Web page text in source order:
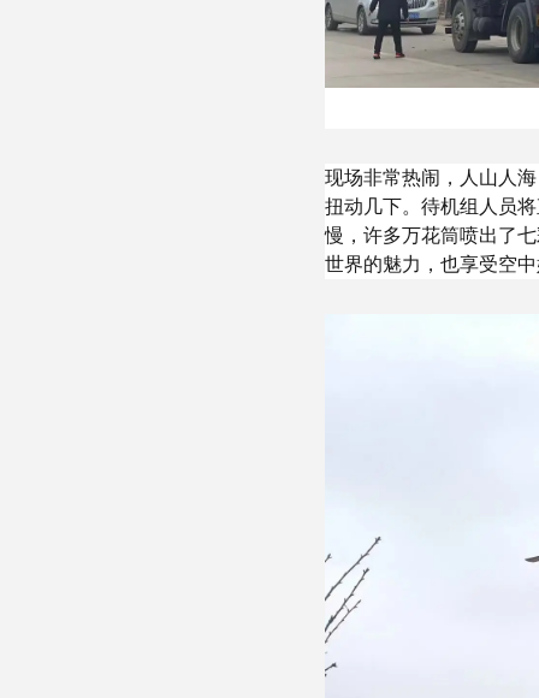
现场非常热闹，人山人
扭动几下。待机组人员
慢，许多万花筒喷出了
世界的魅力，也享受空